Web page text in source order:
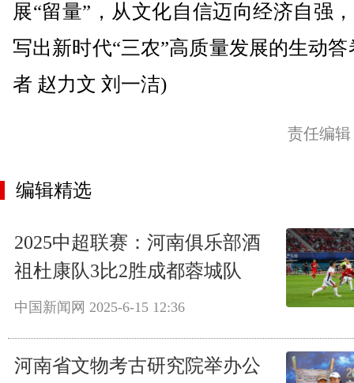
展“留量”，从文化自信迈向经济自强
写出新时代“三农”高质量发展的生动答
者 赵力文 刘一洁)
责任编
编辑精选
2025中超联赛：河南俱乐部酒
祖杜康队3比2胜成都蓉城队
中国新闻网 2025-6-15 12:36
河南省文物考古研究院举办公